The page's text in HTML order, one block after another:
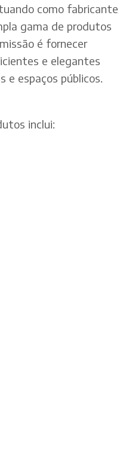
como fabricante
gama de produtos
é fornecer
e elegantes
e espaços públicos.
inclui: